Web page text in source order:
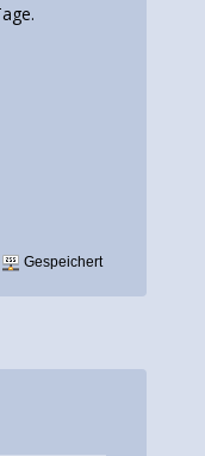
Gespeichert